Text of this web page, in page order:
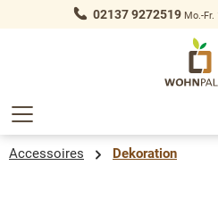
springen 02137 9272519Mo.-Fr.
Accessoires Dekoration